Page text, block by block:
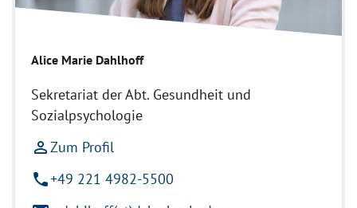
Alice Marie Dahlhoff
Sekretariat der Abt. Gesundheit und
Sozialpsychologie
person_outlineZum Profil
phone+49 221 4982-5500